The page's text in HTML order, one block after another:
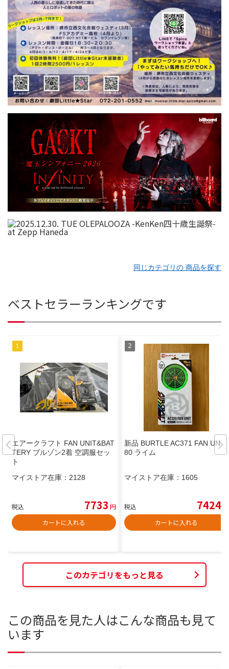
同じカテゴリの 商品を探す
ベストセラーランキングです
エアークラフト FAN UNIT&BAT
TERY ブルゾン2着 空調服セッ
ト
マイストア在庫： 2128
税込 7733 円
カートに入れる
新品 BURTLE AC371 FAN UNIT
80 ライム
マイストア在庫： 1605
税込 7424
カートに入れる
このカテゴリをもっと見る
この商品を見た人はこんな商品も見て
います